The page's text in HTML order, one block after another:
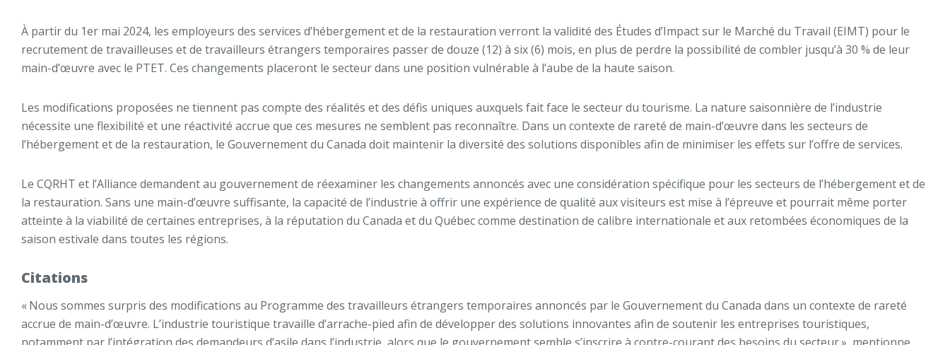
À partir du 1er mai 2024, les employeurs des services d’hébergement et de la restauration verront la validité des Études d’Impact sur le Marché du Travail (EIMT) pour le
recrutement de travailleuses et de travailleurs étrangers temporaires passer de douze (12) à six (6) mois, en plus de perdre la possibilité de combler jusqu’à 30 % de leur
main-d’œuvre avec le PTET. Ces changements placeront le secteur dans une position vulnérable à l’aube de la haute saison.
Les modifications proposées ne tiennent pas compte des réalités et des défis uniques auxquels fait face le secteur du tourisme. La nature saisonnière de l’industrie
nécessite une flexibilité et une réactivité accrue que ces mesures ne semblent pas reconnaître. Dans un contexte de rareté de main-d’œuvre dans les secteurs de
l’hébergement et de la restauration, le Gouvernement du Canada doit maintenir la diversité des solutions disponibles afin de minimiser les effets sur l’offre de services.
Le CQRHT et l’Alliance demandent au gouvernement de réexaminer les changements annoncés avec une considération spécifique pour les secteurs de l’hébergement et de
la restauration. Sans une main-d’œuvre suffisante, la capacité de l’industrie à offrir une expérience de qualité aux visiteurs est mise à l’épreuve et pourrait même porter
atteinte à la viabilité de certaines entreprises, à la réputation du Canada et du Québec comme destination de calibre internationale et aux retombées économiques de la
saison estivale dans toutes les régions.
Citations
« Nous sommes surpris des modifications au Programme des travailleurs étrangers temporaires annoncés par le Gouvernement du Canada dans un contexte de rareté
accrue de main-d’œuvre. L’industrie touristique travaille d’arrache-pied afin de développer des solutions innovantes afin de soutenir les entreprises touristiques,